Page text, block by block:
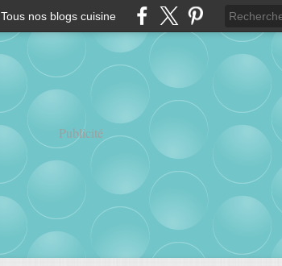
Tous nos blogs cuisine
Publicité